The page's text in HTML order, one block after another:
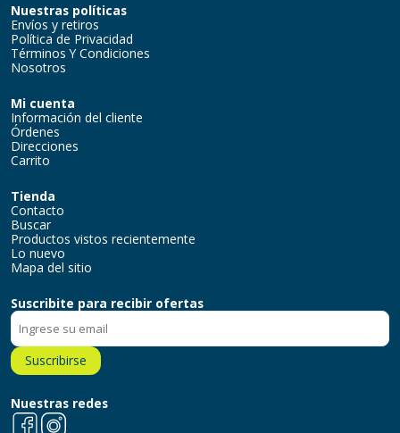
Nuestras políticas
Envíos y retiros
Política de Privacidad
Términos Y Condiciones
Nosotros
Mi cuenta
Información del cliente
Órdenes
Direcciones
Carrito
Tienda
Contacto
Buscar
Productos vistos recientemente
Lo nuevo
Mapa del sitio
Suscribite para recibir ofertas
Suscribirse
Nuestras redes